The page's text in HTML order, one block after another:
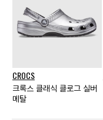
CROCS
크록스 클래식 클로그 실버
메탈